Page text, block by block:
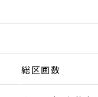
総区画数